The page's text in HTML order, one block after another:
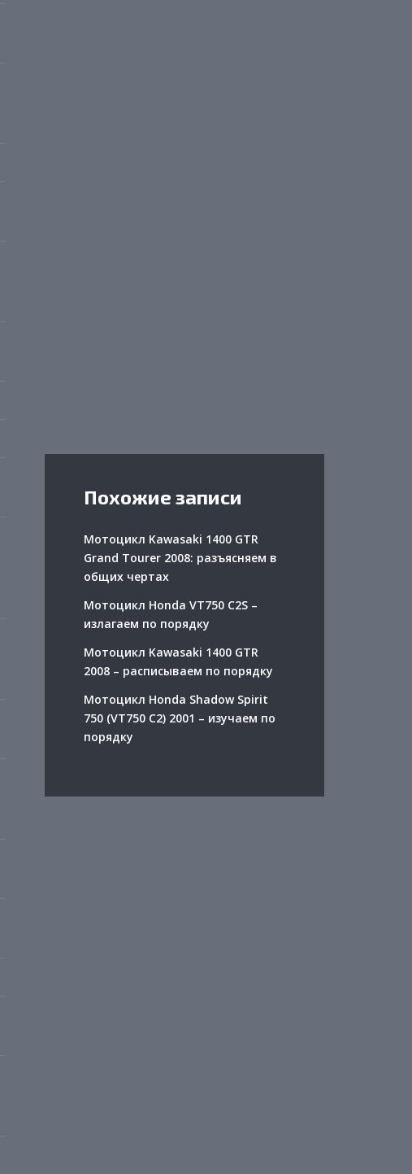
Похожие записи
Мотоцикл Kawasaki 1400 GTR
Grand Tourer 2008: разъясняем в
общих чертах
Мотоцикл Honda VT750 C2S –
излагаем по порядку
Мотоцикл Kawasaki 1400 GTR
2008 – расписываем по порядку
Мотоцикл Honda Shadow Spirit
750 (VT750 C2) 2001 – изучаем по
порядку